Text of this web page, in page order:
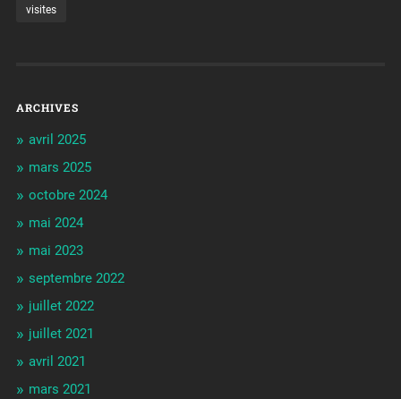
visites
ARCHIVES
avril 2025
mars 2025
octobre 2024
mai 2024
mai 2023
septembre 2022
juillet 2022
juillet 2021
avril 2021
mars 2021